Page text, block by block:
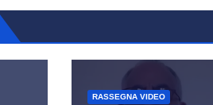
RASSEGNA VIDEO